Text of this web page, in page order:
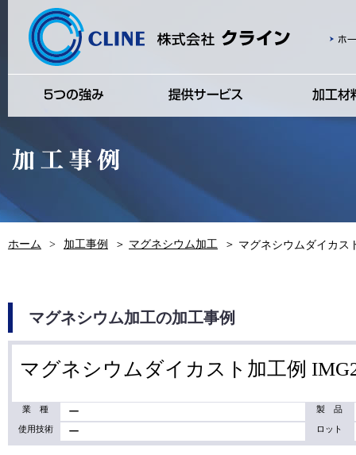
ホーム > 加工事例 ＞ マグネシウム加工 ＞ マグネシウムダイカス
マグネシウム加工の加工事例
マグネシウムダイカスト加工例
業 種 ー 製 品
使用技術 ー ロット